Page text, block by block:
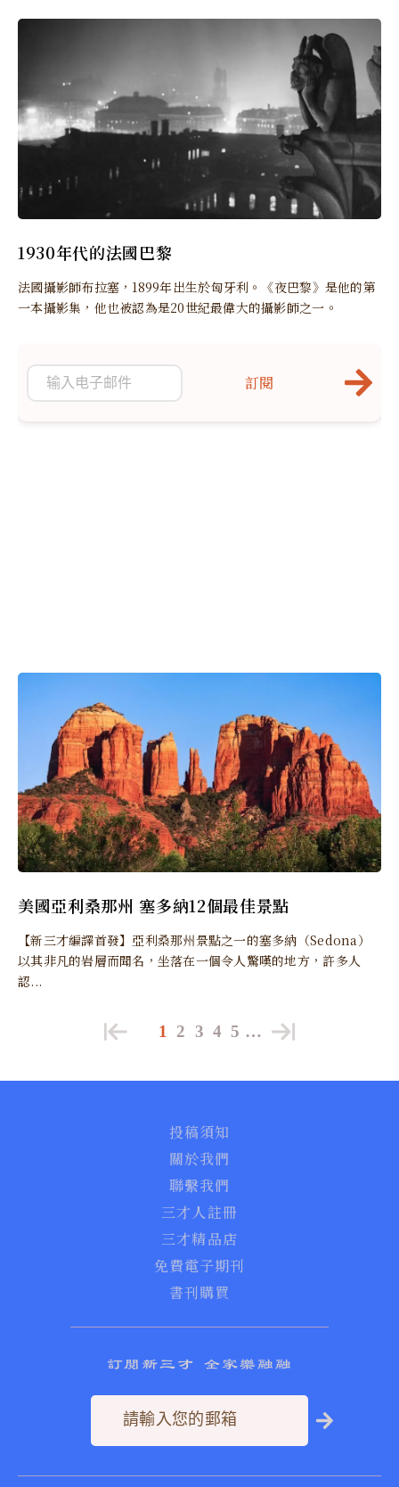
1930年代的法國巴黎
法國攝影師布拉塞，1899年出生於匈牙利。《夜巴黎》是他的第
一本攝影集，他也被認為是20世紀最偉大的攝影師之一。
美國亞利桑那州 塞多納12個最佳景點
【新三才編譯首發】亞利桑那州景點之一的塞多納（Sedona）
以其非凡的岩層而聞名，坐落在一個令人驚嘆的地方，許多人
認...
訂閱
1 2 3 4 5 …
投稿須知
關於我們
聯繫我們
三才人註冊
三才精品店
免費電子期刊
書刊購買
訂閱新三才 全家樂融融